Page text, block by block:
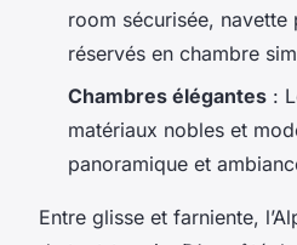
room sécurisée,
réservés en chambre
Chambres élégantes :
matériaux nobles et
panoramique et
Entre glisse et farniente,